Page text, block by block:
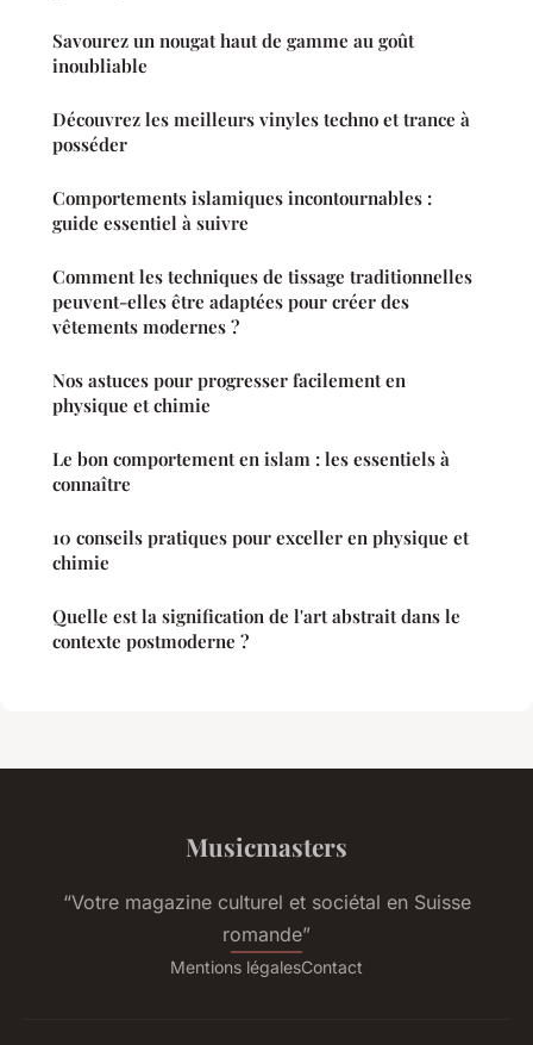
Savourez un nougat haut de gamme au goût
inoubliable
Découvrez les meilleurs vinyles techno et trance à
posséder
Comportements islamiques incontournables :
guide essentiel à suivre
Comment les techniques de tissage traditionnelles
peuvent-elles être adaptées pour créer des
vêtements modernes ?
Nos astuces pour progresser facilement en
physique et chimie
Le bon comportement en islam : les essentiels à
connaître
10 conseils pratiques pour exceller en physique et
chimie
Quelle est la signification de l'art abstrait dans le
contexte postmoderne ?
Musicmasters
“Votre magazine culturel et sociétal en Suisse
romande”
Mentions légalesContact